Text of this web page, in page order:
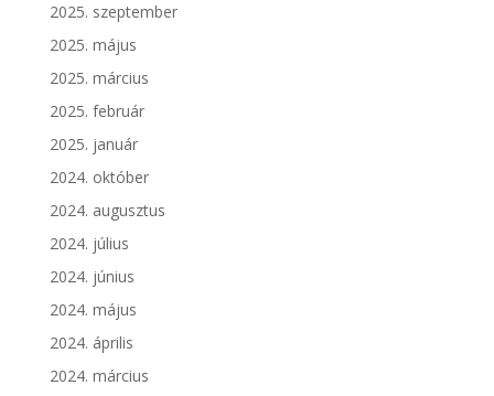
2025. szeptember
2025. május
2025. március
2025. február
2025. január
2024. október
2024. augusztus
2024. július
2024. június
2024. május
2024. április
2024. március